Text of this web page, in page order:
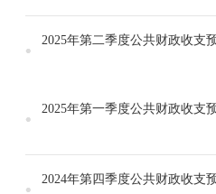
2025年第二季度公共财政收支
2025年第一季度公共财政收支
2024年第四季度公共财政收支